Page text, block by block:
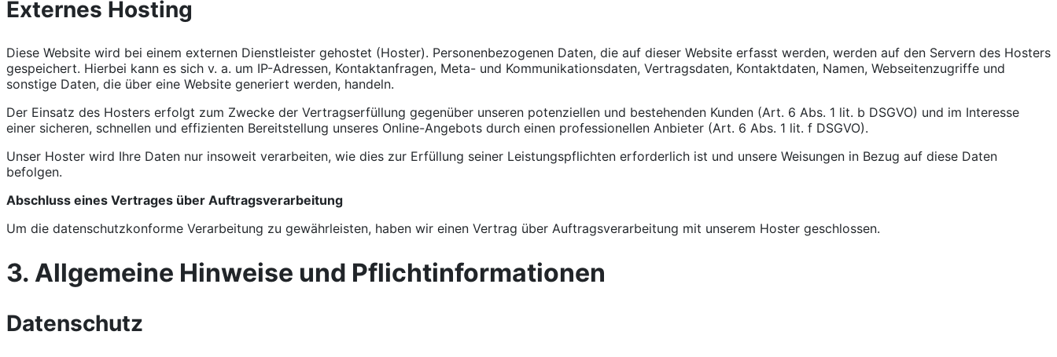
Externes Hosting
Diese Website wird bei einem externen Dienstleister gehostet (Hoster). Personenbezogenen Daten, die auf dieser Website erfasst werden, werden auf den Servern des Hosters
gespeichert. Hierbei kann es sich v. a. um IP-Adressen, Kontaktanfragen, Meta- und Kommunikationsdaten, Vertragsdaten, Kontaktdaten, Namen, Webseitenzugriffe und
sonstige Daten, die über eine Website generiert werden, handeln.
Der Einsatz des Hosters erfolgt zum Zwecke der Vertragserfüllung gegenüber unseren potenziellen und bestehenden Kunden (Art. 6 Abs. 1 lit. b DSGVO) und im Interesse
einer sicheren, schnellen und effizienten Bereitstellung unseres Online-Angebots durch einen professionellen Anbieter (Art. 6 Abs. 1 lit. f DSGVO).
Unser Hoster wird Ihre Daten nur insoweit verarbeiten, wie dies zur Erfüllung seiner Leistungspflichten erforderlich ist und unsere Weisungen in Bezug auf diese Daten
befolgen.
Abschluss eines Vertrages über Auftragsverarbeitung
Um die datenschutzkonforme Verarbeitung zu gewährleisten, haben wir einen Vertrag über Auftragsverarbeitung mit unserem Hoster geschlossen.
3. Allgemeine Hinweise und Pflichtinformationen
Datenschutz